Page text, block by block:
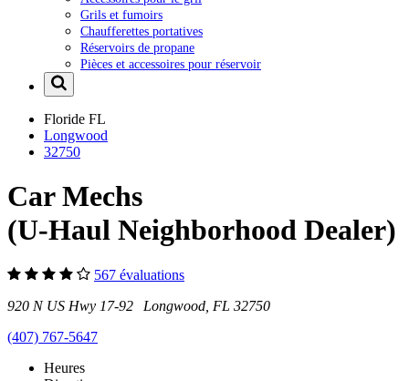
Grils et fumoirs
Chaufferettes portatives
Réservoirs de propane
Pièces et accessoires pour réservoir
Floride FL
Longwood
32750
Car Mechs
(U-Haul Neighborhood Dealer)
567 évaluations
920 N US Hwy 17-92 Longwood, FL 32750
(407) 767-5647
Heures